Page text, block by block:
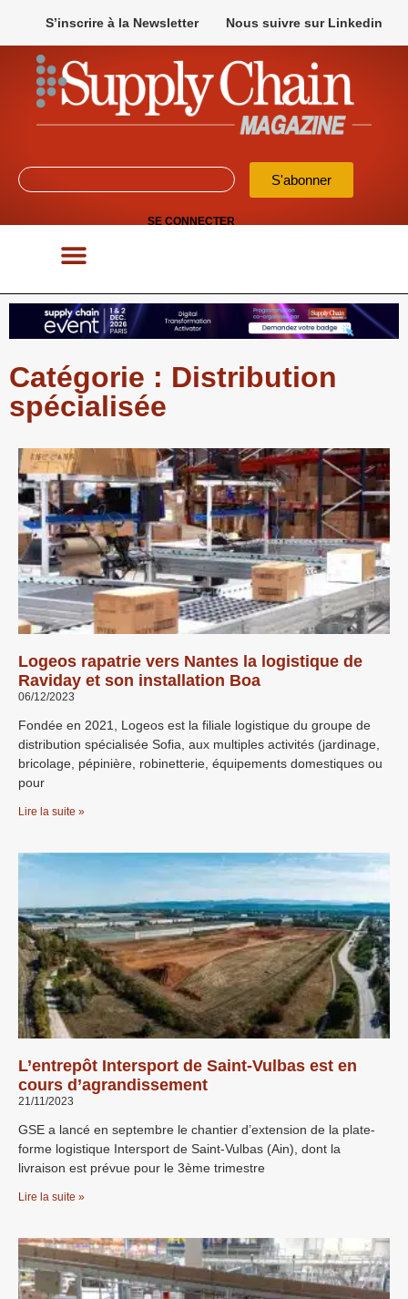
S’inscrire à la Newsletter Nous suivre sur Linkedin
S'abonner
SE CONNECTER
Catégorie : Distribution
spécialisée
Logeos rapatrie vers Nantes la logistique de
Raviday et son installation Boa
06/12/2023
Fondée en 2021, Logeos est la filiale logistique du groupe de
distribution spécialisée Sofia, aux multiples activités (jardinage,
bricolage, pépinière, robinetterie, équipements domestiques ou
pour
Lire la suite »
L’entrepôt Intersport de Saint-Vulbas est en
cours d’agrandissement
21/11/2023
GSE a lancé en septembre le chantier d’extension de la plate-
forme logistique Intersport de Saint-Vulbas (Ain), dont la
livraison est prévue pour le 3ème trimestre
Lire la suite »